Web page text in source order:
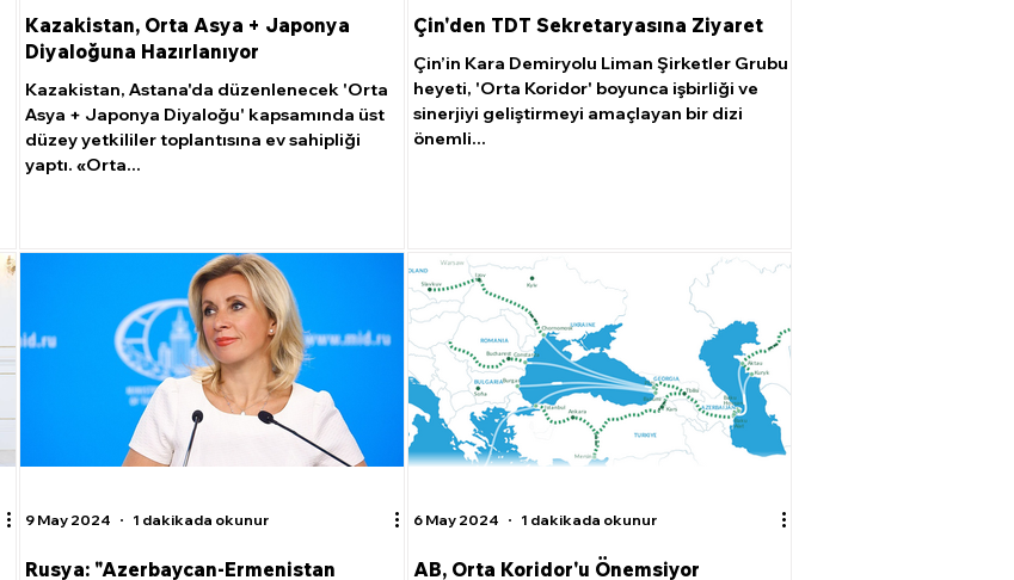
Kazakistan, Orta Asya + Japonya
Diyaloğuna Hazırlanıyor
Kazakistan, Astana'da düzenlenecek 'Orta
Asya + Japonya Diyaloğu' kapsamında üst
düzey yetkililer toplantısına ev sahipliği
yaptı. «Orta...
Çin'den TDT Sekretaryasına Ziyaret
Çin’in Kara Demiryolu Liman Şirketler Grubu
heyeti, 'Orta Koridor' boyunca işbirliği ve
sinerjiyi geliştirmeyi amaçlayan bir dizi
önemli...
Rusya: "Azerbaycan-Ermenistan
9 May 2024 1 dakikada okunur
AB, Orta Koridor'u Önemsiyor
6 May 2024 1 dakikada okunur